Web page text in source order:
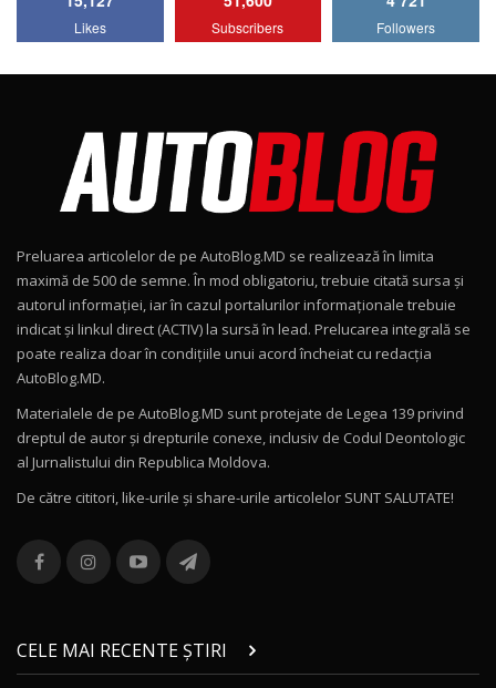
AutoBlog.MD
15:08
Noul Geely EX2 / Test Drive AutoBlog.MD
15:22
Mercedes-AMG E 53 HYBRID 4MATIC+ / Test
Drive AutoBlog.MD
16:27
11
Noul Volvo ES90 / Test Drive AutoBlog.MD
12
Noul MG HS / Test Drive AutoBlog.MD
16:48
13
combină aventura cu luxul / AutoBlog.MD
36:08
chinez care face lumea să se întoarcă după el
/ AutoBlog.MD
17:27
Likes Subscribers Followers
Preluarea articolelor de pe AutoBlog.MD se realizează în limita
maximă de 500 de semne. În mod obligatoriu, trebuie citată sursa și
autorul informației, iar în cazul portalurilor informaționale trebuie
indicat și linkul direct (ACTIV) la sursă în lead. Prelucarea integrală se
poate realiza doar în condițiile unui acord încheiat cu redacţia
AutoBlog.MD.
Materialele de pe AutoBlog.MD sunt protejate de Legea 139 privind
dreptul de autor și drepturile conexe, inclusiv de Codul Deontologic
al Jurnalistului din Republica Moldova.
De către cititori, like-urile şi share-urile articolelor SUNT SALUTATE!
CELE MAI RECENTE ȘTIRI